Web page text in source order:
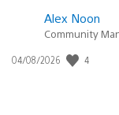
Alex Noon
Community
Date
04/08/2026 4